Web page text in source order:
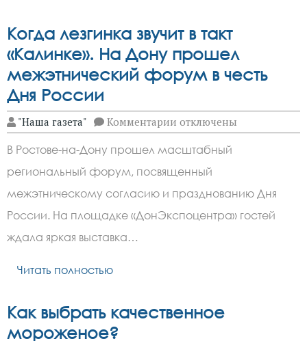
Когда лезгинка звучит в такт
«Калинке». На Дону прошел
межэтнический форум в честь
Дня России
"Наша газета" Комментарии к
записи
Когда
лезгинка
звучит
в
такт
«Калинке».
На
Дону
России
отключены
В Ростове-на-Дону прошел масштабный
региональный форум, посвященный
межэтническому согласию и празднованию Дня
России. На площадке «ДонЭкспоцентра» гостей
ждала яркая выставка…
Читать полностью
Как выбрать качественное
мороженое?